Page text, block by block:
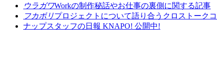
ウラガワWorkの制作秘話やお仕事の裏側に関する記事
フカボリプロジェクトについて語り合うクロストーク
ナップスタッフの日報 KNAPO! 公開中!